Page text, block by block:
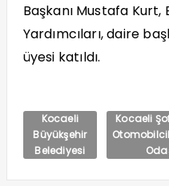
Başkanı Mustafa
Yardımcıları, daire
üyesi katıldı.
Kocaeli
Büyükşehir
Belediyesi
Kocaeli